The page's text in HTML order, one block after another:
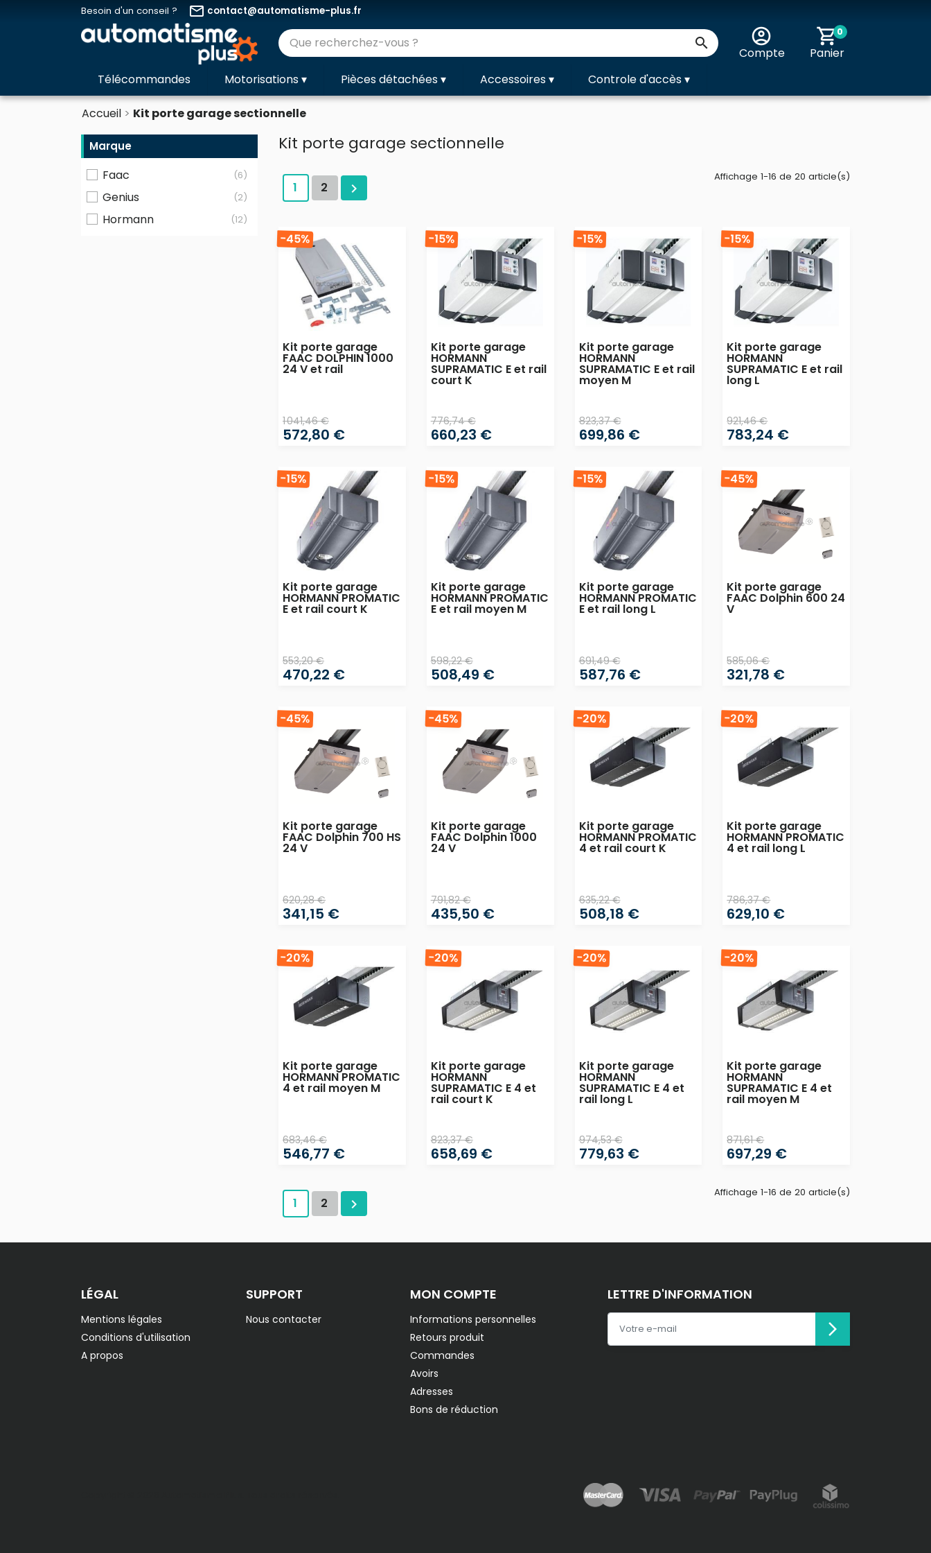
Besoin d'un conseil ? email contact@automatisme-plus.fr
 account_circle
Compte
shopping_cart
Panier
0
Télécommandes Motorisations▾ Pièces détachées▾ Accessoires▾ Controle d'accès▾
Accueil Kit porte garage sectionnelle
Marque
Faac (6)
Genius (2)
Hormann (12)
Kit porte garage sectionnelle
1 2 
Affichage 1-16 de 20 article(s)
Kit porte garage
FAAC DOLPHIN 1000
24 V et rail
1 041,46 €
-45%
572,80 €
Kit porte garage
HORMANN
SUPRAMATIC E et rail
court K
776,74 €
-15%
660,23 €
Kit porte garage
HORMANN
SUPRAMATIC E et rail
moyen M
823,37 €
-15%
699,86 €
Kit porte garage
HORMANN
SUPRAMATIC E et rail
long L
921,46 €
-15%
783,24 €
Kit porte garage
HORMANN PROMATIC
E et rail court K
553,20 €
-15%
470,22 €
Kit porte garage
HORMANN PROMATIC
E et rail moyen M
598,22 €
-15%
508,49 €
Kit porte garage
HORMANN PROMATIC
E et rail long L
691,49 €
-15%
587,76 €
Kit porte garage
FAAC Dolphin 600 24
V
585,06 €
-45%
321,78 €
Kit porte garage
FAAC Dolphin 700 HS
24 V
620,28 €
-45%
341,15 €
Kit porte garage
FAAC Dolphin 1000
24 V
791,82 €
-45%
435,50 €
Kit porte garage
HORMANN PROMATIC
4 et rail court K
635,22 €
-20%
508,18 €
Kit porte garage
HORMANN PROMATIC
4 et rail long L
786,37 €
-20%
629,10 €
Kit porte garage
HORMANN PROMATIC
4 et rail moyen M
683,46 €
-20%
546,77 €
Kit porte garage
HORMANN
SUPRAMATIC E 4 et
rail court K
823,37 €
-20%
658,69 €
Kit porte garage
HORMANN
SUPRAMATIC E 4 et
rail long L
974,53 €
-20%
779,63 €
Kit porte garage
HORMANN
SUPRAMATIC E 4 et
rail moyen M
871,61 €
-20%
697,29 €
1 2 
Affichage 1-16 de 20 article(s)
LÉGAL
Mentions légales
Conditions d'utilisation
A propos
SUPPORT
Nous contacter
MON COMPTE
Informations personnelles
Retours produit
Commandes
Avoirs
Adresses
Bons de réduction
LETTRE D'INFORMATION
arrow_forward_ios